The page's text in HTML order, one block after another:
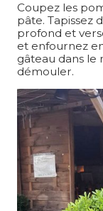
Coupez les
pâte. Tapissez
profond et
et enfournez
gâteau dans le
démouler.